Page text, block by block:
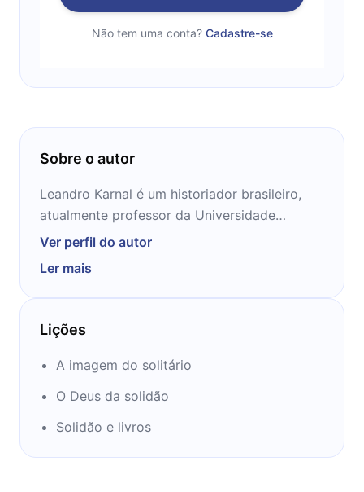
Não tem uma conta? Cadastre-se
Sobre o autor
Leandro Karnal é um historiador brasileiro,
atualmente professor da Universidade
Estadual de Campinas na área de História da
exposições, como A Escrita da Memória, em
São Paulo, tendo colaborado ainda na
elaboração curatorial de museus, como o
Museu da Língua Portuguesa em São
Paulo.Graduado em História pela
doutor pela Universidade de São Paulo,
Karnal tem publicações sobre o ensino de
Ver perfil do autor
Ler mais
Lições
A imagem do solitário
O Deus da solidão
Solidão e livros